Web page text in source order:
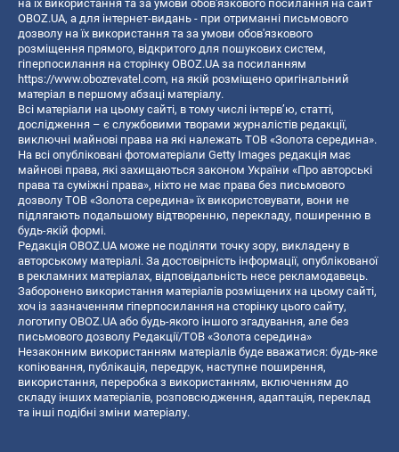
на їх використання та за умови обов'язкового посилання на сайт
OBOZ.UA, а для інтернет-видань - при отриманні письмового
дозволу на їх використання та за умови обов'язкового
розміщення прямого, відкритого для пошукових систем,
гіперпосилання на сторінку OBOZ.UA за посиланням
https://www.obozrevatel.com, на якій розміщено оригінальний
матеріал в першому абзаці матеріалу.
Всі матеріали на цьому сайті, в тому числі інтерв’ю, статті,
дослідження – є службовими творами журналістів редакції,
виключні майнові права на які належать ТОВ «Золота середина».
На всі опубліковані фотоматеріали Getty Images редакція має
майнові права, які захищаються законом України «Про авторські
права та суміжні права», ніхто не має права без письмового
дозволу ТОВ «Золота середина» їх використовувати, вони не
підлягають подальшому відтворенню, перекладу, поширенню в
будь-якій формі.
Редакція OBOZ.UA може не поділяти точку зору, викладену в
авторському матеріалі. За достовірність інформації, опублікованої
в рекламних матеріалах, відповідальність несе рекламодавець.
Заборонено використання матеріалів розміщених на цьому сайті,
хоч із зазначенням гіперпосилання на сторінку цього сайту,
логотипу OBOZ.UA або будь-якого іншого згадування, але без
письмового дозволу Редакції/ТОВ «Золота середина»
Незаконним використанням матеріалів буде вважатися: будь-яке
копiювання, публiкацiя, передрук, наступне поширення,
використання, переробка з використанням, включенням до
складу інших матеріалів, розповсюдження, адаптація, переклад
та інші подібні зміни матеріалу.